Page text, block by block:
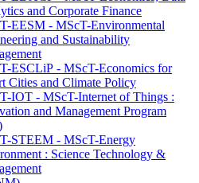
and Corporate Finance
EESM - MScT-Environmental
and Sustainability
ESCLiP - MScT-Economics for
Cities and Climate Policy
IOT - MScT-Internet of Things :
and Management Program
STEEM - MScT-Energy
: Science Technology &